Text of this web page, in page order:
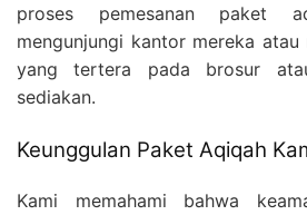
proses pemesanan paket
mengunjungi kantor mereka
yang tertera pada brosur
sediakan.
Keunggulan Paket Aqiqah
Kami memahami bahwa